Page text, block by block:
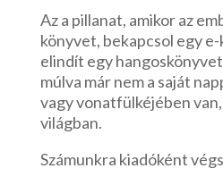
Az a pillanat, amikor az
könyvet, bekapcsol egy
elindít egy
múlva már nem a saját
vagy vonatfülkéjében
világban.
Számunkra kiadóként